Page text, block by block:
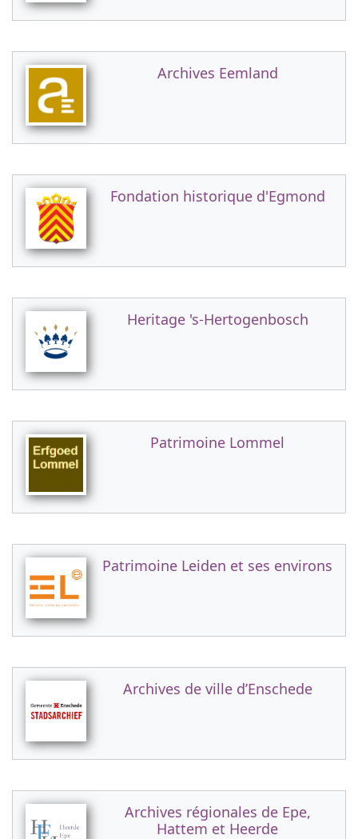
Archives Eemland
Fondation historique d'Egmond
Heritage 's-Hertogenbosch
Patrimoine Lommel
Patrimoine Leiden et ses environs
Archives de ville d’Enschede
Archives régionales de Epe,
Hattem et Heerde